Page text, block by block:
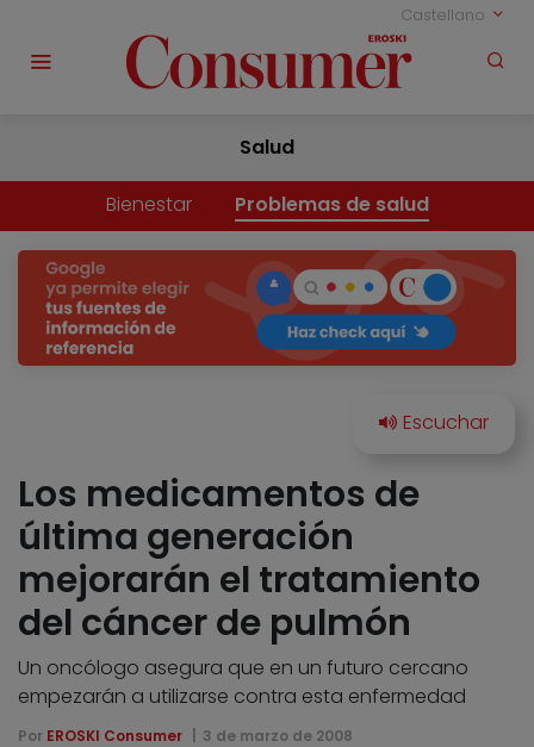
Castellano
Salud
Bienestar Problemas de salud
Los medicamentos de
última generación
mejorarán el tratamiento
del cáncer de pulmón
Un oncólogo asegura que en un futuro cercano
empezarán a utilizarse contra esta enfermedad
Por EROSKI Consumer 3 de marzo de 2008